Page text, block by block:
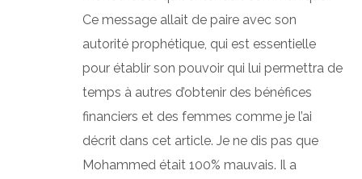
Ce message allait de paire avec son
autorité prophétique, qui est essentielle
pour établir son pouvoir qui lui permettra de
temps à autres d’obtenir des bénéfices
financiers et des femmes comme je l’ai
décrit dans cet article. Je ne dis pas que
Mohammed était 100% mauvais. Il a